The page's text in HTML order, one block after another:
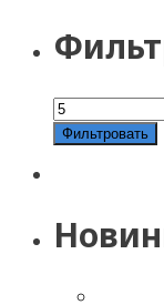
Фильтровать